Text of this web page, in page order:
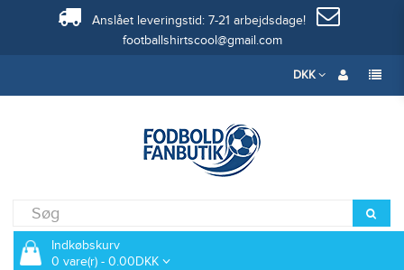
Anslået leveringstid: 7-21 arbejdsdage!
footballshirtscool@gmail.com
DKK
Indkøbskurv
0 vare(r) - 0.00DKK